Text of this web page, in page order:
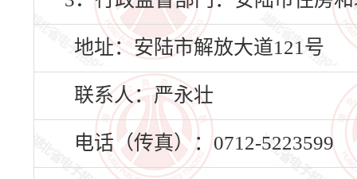
地址：安陆市解放大道121号
联系人：严永壮
电话（传真）：0712-5223599